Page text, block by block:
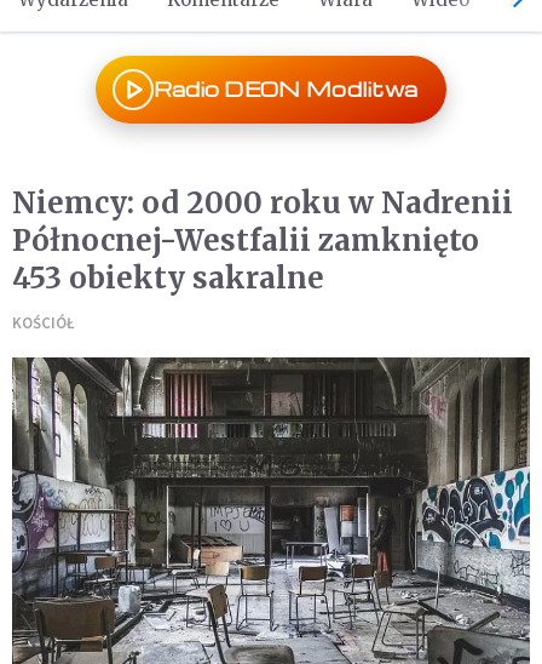
Radio DEON Modlitwa
Niemcy: od 2000 roku w Nadrenii
Północnej-Westfalii zamknięto
453 obiekty sakralne
KOŚCIÓŁ